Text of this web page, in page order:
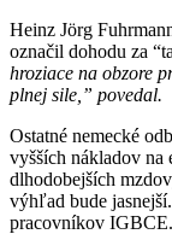
Heinz Jörg
označil dohodu za
hroziace na obzore
plnej sile,” povedal.
Ostatné nemecké
vyšších nákladov
dlhodobejších
výhľad bude
pracovníkov IGBCE.